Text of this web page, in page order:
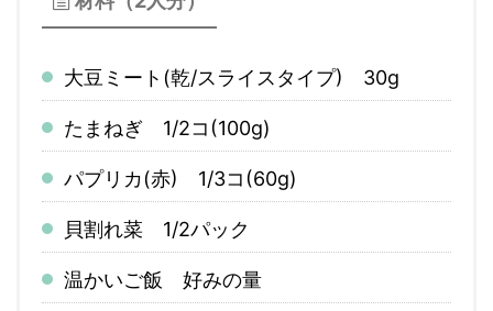
大豆ミート(乾/スライスタイプ) 30g
たまねぎ 1/2コ(100g)
パプリカ(赤) 1/3コ(60g)
貝割れ菜 1/2パック
温かいご飯 好みの量